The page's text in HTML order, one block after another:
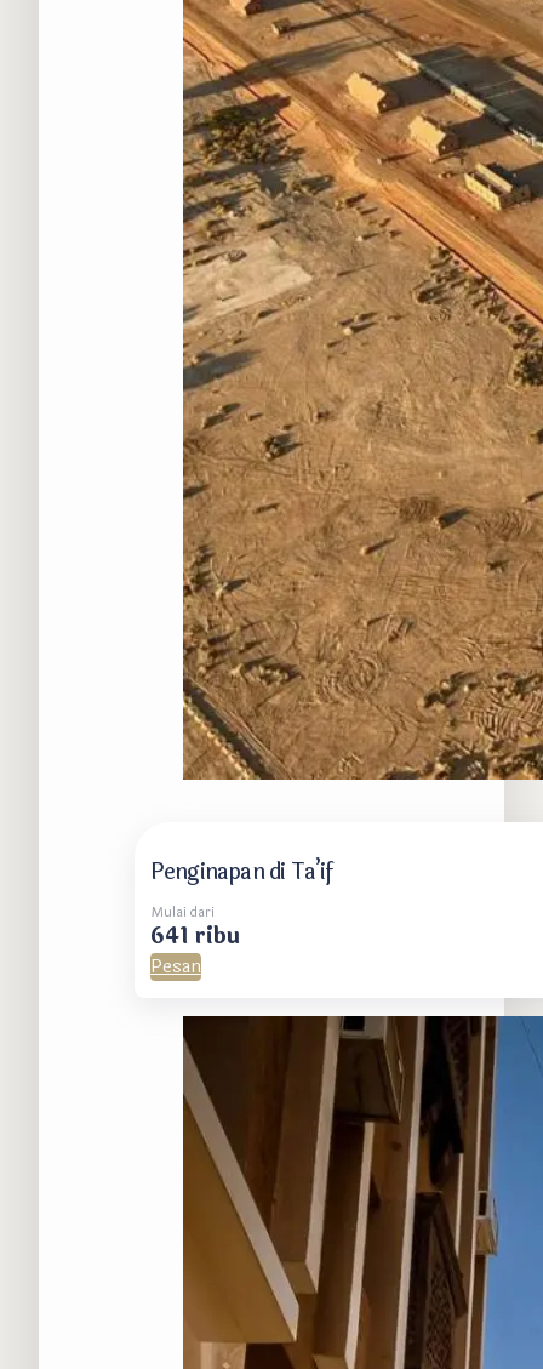
Penginapan di Ta’if
Mulai dari
641 ribu
Pesan